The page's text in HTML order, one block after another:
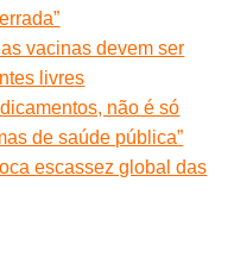
vacinas devem ser
livres
não é só
de saúde pública”
escassez global das